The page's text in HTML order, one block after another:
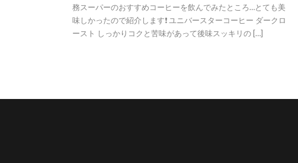
務スーパーのおすすめコーヒーを飲んでみたところ…とても美
味しかったので紹介します❗ ユニバースターコーヒー ダークロ
ースト しっかりコクと苦味があって後味スッキリの […]